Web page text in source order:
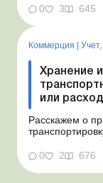
рекомендации,
Проблемные
практика
ошибочным
0 3 645
Коммерция |
Хранение
или
Расскажем о
нормативное
налоговые
этом вопросе
0 2 676